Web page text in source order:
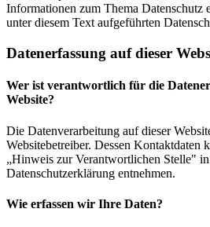
Informationen zum Thema Datenschutz
unter diesem Text aufgeführten
Datenerfassung auf dieser
Wer ist verantwortlich für die
Website?
Die Datenverarbeitung auf dieser
Websitebetreiber. Dessen Kontaktdaten
„Hinweis zur Verantwortlichen Stelle"
Datenschutzerklärung entnehmen.
Wie erfassen wir Ihre Daten?